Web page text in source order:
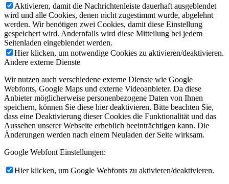
Aktivieren, damit die Nachrichtenleiste dauerhaft ausgeblendet
wird und alle Cookies, denen nicht zugestimmt wurde, abgelehnt
werden. Wir benötigen zwei Cookies, damit diese Einstellung
gespeichert wird. Andernfalls wird diese Mitteilung bei jedem
Seitenladen eingeblendet werden.
Hier klicken, um notwendige Cookies zu aktivieren/deaktivieren.
Andere externe Dienste
Wir nutzen auch verschiedene externe Dienste wie Google
Webfonts, Google Maps und externe Videoanbieter. Da diese
Anbieter möglicherweise personenbezogene Daten von Ihnen
speichern, können Sie diese hier deaktivieren. Bitte beachten Sie,
dass eine Deaktivierung dieser Cookies die Funktionalität und das
Aussehen unserer Webseite erheblich beeinträchtigen kann. Die
Änderungen werden nach einem Neuladen der Seite wirksam.
Google Webfont Einstellungen:
Hier klicken, um Google Webfonts zu aktivieren/deaktivieren.